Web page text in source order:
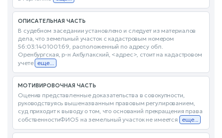
ОПИСАТЕЛЬНАЯ ЧАСТЬ
В судебном заседании установлено и следует из материалов
дела, что земельный участок с кадастровым номером
56:03:1401001:69, расположенный по адресу обл.
Оренбургская, р-н Акбулакский, <адрес>, стоит на кадастровом
учете еще...
МОТИВИРОВОЧНАЯ ЧАСТЬ
Оценив представленные доказательства в совокупности,
руководствуясь вышеназванным правовым регулированием,
суд приходит к выводу о том, что оснований прекращения права
собственностиФИО5 на земельный участок не имеется
еще...